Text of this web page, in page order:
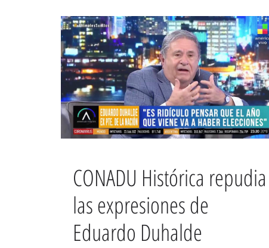
CONADU Histórica repudia
las expresiones de
Eduardo Duhalde